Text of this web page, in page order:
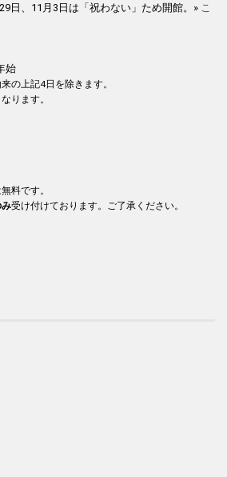
日、11月3日は「祝わない」ため開館。» こ
始
の上記4日を除きます。
ります。
料です。
受け付けております。ご了承ください。